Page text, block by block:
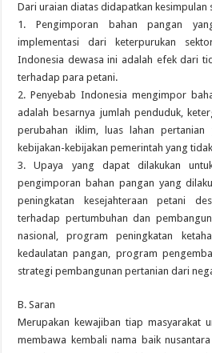
Dari uraian diatas didapatkan kesimpulan
1. Pengimporan bahan pangan
implementasi dari keterpurukan
Indonesia dewasa ini adalah efek dari
terhadap para petani.
2. Penyebab Indonesia mengimpor
adalah besarnya jumlah penduduk,
perubahan iklim, luas lahan
kebijakan-kebijakan pemerintah yang
3. Upaya yang dapat dilakukan
pengimporan bahan pangan yang
peningkatan kesejahteraan petani
terhadap pertumbuhan dan
nasional, program peningkatan
kedaulatan pangan, program
strategi pembangunan pertanian dari
B. Saran
Merupakan kewajiban tiap masyarakat
membawa kembali nama baik